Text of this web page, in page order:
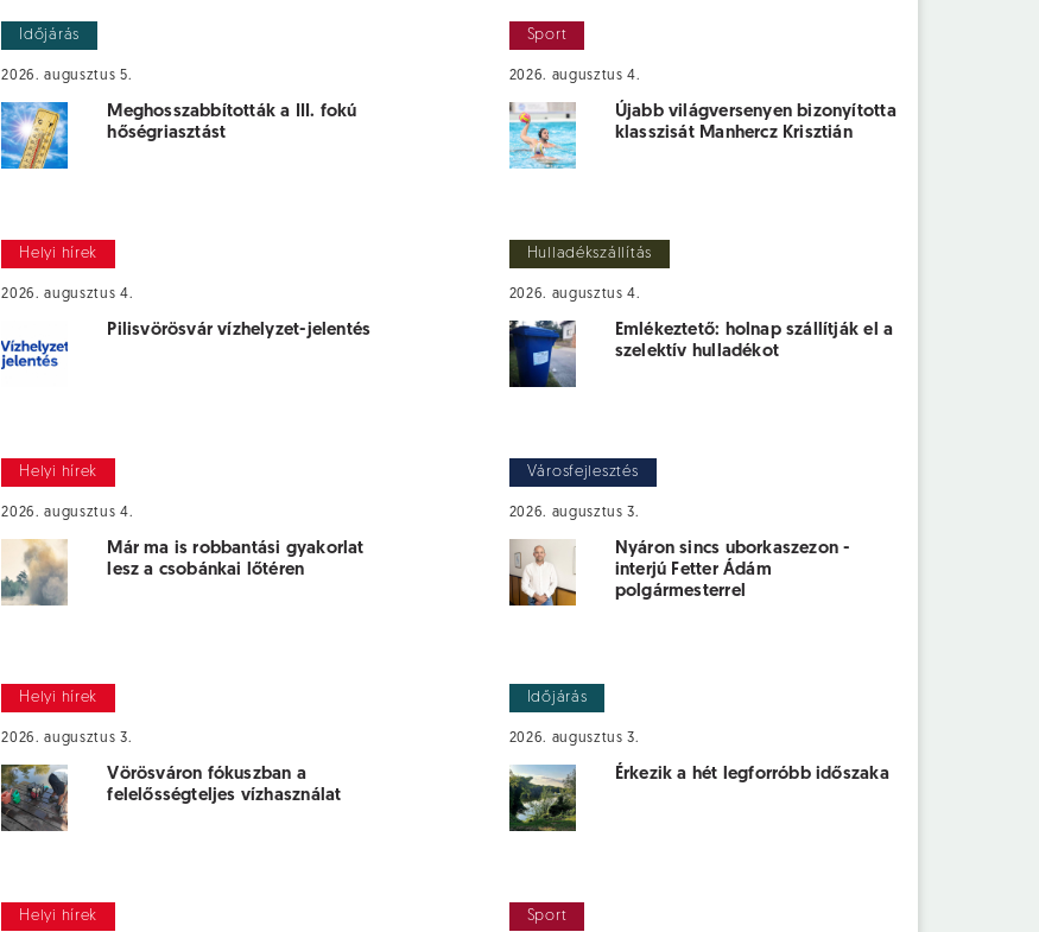
Időjárás
2026. augusztus 5.
Meghosszabbították a III. fokú
hőségriasztást
Sport
2026. augusztus 4.
Újabb világversenyen bizonyította
klasszisát Manhercz Krisztián
Helyi hírek
2026. augusztus 4.
Pilisvörösvár vízhelyzet-jelentés
Hulladékszállítás
2026. augusztus 4.
Emlékeztető: holnap szállítják el a
szelektív hulladékot
Helyi hírek
2026. augusztus 4.
Már ma is robbantási gyakorlat
lesz a csobánkai lőtéren
Városfejlesztés
2026. augusztus 3.
Nyáron sincs uborkaszezon -
interjú Fetter Ádám
polgármesterrel
Helyi hírek
2026. augusztus 3.
Vörösváron fókuszban a
felelősségteljes vízhasználat
Időjárás
2026. augusztus 3.
Érkezik a hét legforróbb időszaka
Helyi hírek Sport